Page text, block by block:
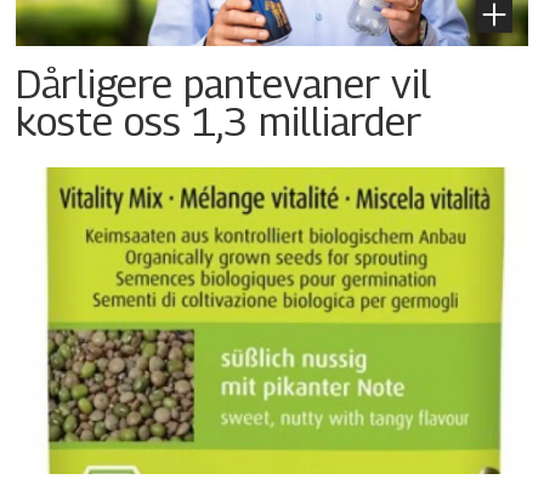
Dårligere pantevaner vil
koste oss 1,3 milliarder